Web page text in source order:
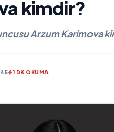
kimdir?
Arzum Karimova
1 DK OKUMA